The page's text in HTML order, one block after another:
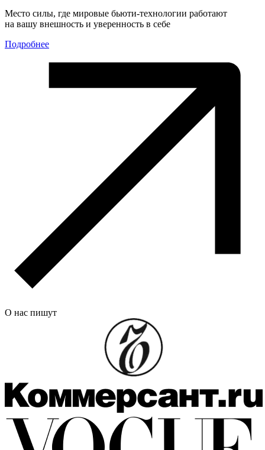
Место силы, где мировые бьюти-технологии работают
на вашу внешность и уверенность в себе
Подробнее
О нас пишут